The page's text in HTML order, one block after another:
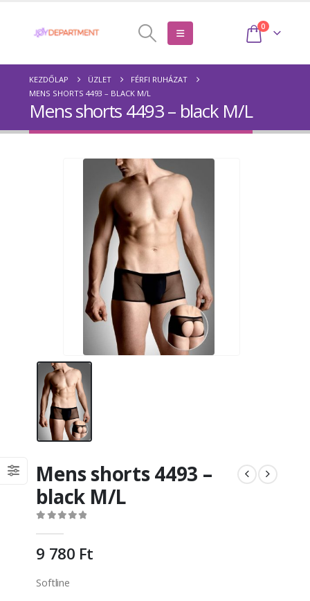
0
KEZDŐLAP ÜZLET
FÉRFI RUHÁZAT
MENS SHORTS 4493 – BLACK M/L
Mens shorts 4493 – black M/L
Mens shorts 4493 –
black M/L
9 780 Ft
Softline